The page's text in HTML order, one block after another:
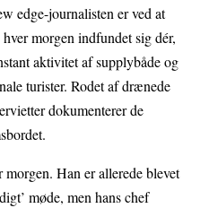
edge-journalisten er ved at
morgen indfundet sig dér,
aktivitet af supplybåde og
turister. Rodet af drænede
dokumenterer de
Han er allerede blevet
møde, men hans chef